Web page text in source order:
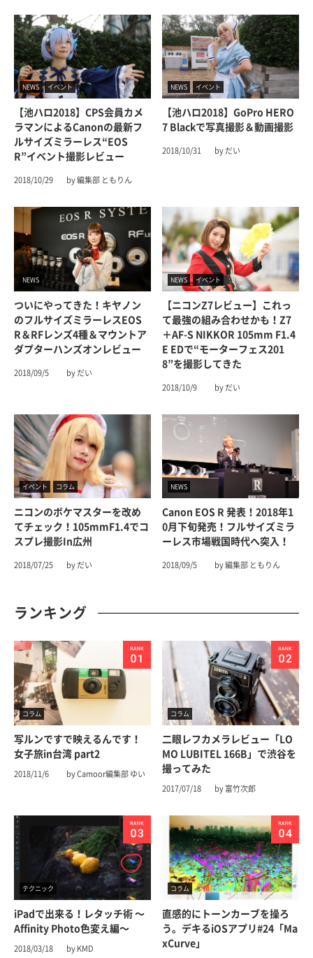
NEWS イベント
【池ハロ2018】CPS会員カメ
ラマンによるCanonの最新フ
ルサイズミラーレス“EOS
R”イベント撮影レビュー
2018/10/29 by 編集部 ともりん
NEWS イベント
【池ハロ2018】GoPro HERO
7 Blackで写真撮影＆動画撮影
2018/10/31 by だい
NEWS
ついにやってきた！キヤノン
のフルサイズミラーレスEOS
R＆RFレンズ4種＆マウントア
ダプターハンズオンレビュー
2018/09/5 by だい
NEWS イベント
【ニコンZ7レビュー】これっ
て最強の組み合わせかも！Z7
＋AF-S NIKKOR 105mm F1.4
E EDで“モーターフェス201
8”を撮影してきた
2018/10/9 by だい
イベント コラム
ニコンのボケマスターを改め
てチェック！105mmF1.4でコ
スプレ撮影in広州
2018/07/25 by だい
NEWS
Canon EOS R 発表！2018年1
0月下旬発売！フルサイズミラ
ーレス市場戦国時代へ突入！
2018/09/5 by 編集部 ともりん
ランキング
コラム
写ルンですで映えるんです！
女子旅in台湾 part2
2018/11/6 by Camoor編集部 ゆい
コラム
二眼レフカメラレビュー「LO
MO LUBITEL 166B」で渋谷を
撮ってみた
2017/07/18 by 富竹次郎
テクニック
iPadで出来る！レタッチ術 〜
Affinity Photo色変え編〜
2018/03/18 by KMD
コラム
直感的にトーンカーブを操ろ
う。デキるiOSアプリ#24「Ma
xCurve」